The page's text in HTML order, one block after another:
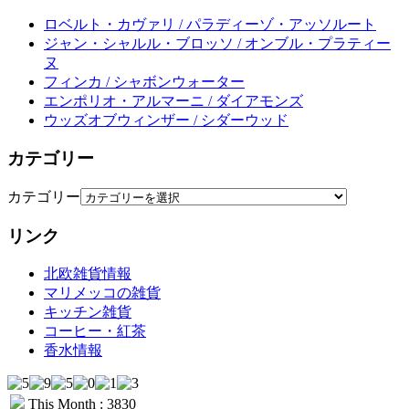
ロベルト・カヴァリ / パラディーゾ・アッソルート
ジャン・シャルル・ブロッソ / オンブル・プラティー
ヌ
フィンカ / シャボンウォーター
エンポリオ・アルマーニ / ダイアモンズ
ウッズオブウィンザー / シダーウッド
カテゴリー
カテゴリー
リンク
北欧雑貨情報
マリメッコの雑貨
キッチン雑貨
コーヒー・紅茶
香水情報
This Month : 3830